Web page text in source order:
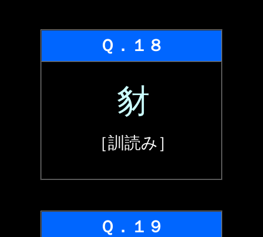
Ｑ．１８
豺
［訓読み］
Ｑ．１９